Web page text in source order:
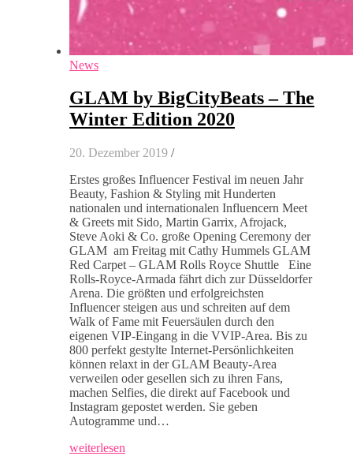
News
GLAM by BigCityBeats – The
Winter Edition 2020
20. Dezember 2019 /
Erstes großes Influencer Festival im neuen Jahr
Beauty, Fashion & Styling mit Hunderten
nationalen und internationalen Influencern Meet
& Greets mit Sido, Martin Garrix, Afrojack,
Steve Aoki & Co. große Opening Ceremony der
GLAM am Freitag mit Cathy Hummels GLAM
Red Carpet – GLAM Rolls Royce Shuttle Eine
Rolls-Royce-Armada fährt dich zur Düsseldorfer
Arena. Die größten und erfolgreichsten
Influencer steigen aus und schreiten auf dem
Walk of Fame mit Feuersäulen durch den
eigenen VIP-Eingang in die VVIP-Area. Bis zu
800 perfekt gestylte Internet-Persönlichkeiten
können relaxt in der GLAM Beauty-Area
verweilen oder gesellen sich zu ihren Fans,
machen Selfies, die direkt auf Facebook und
Instagram gepostet werden. Sie geben
Autogramme und…
weiterlesen